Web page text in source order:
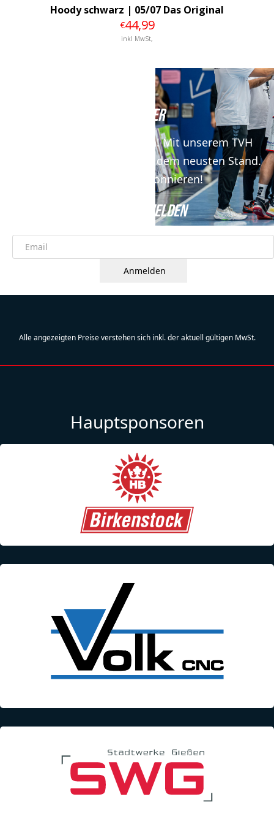
Hoody schwarz | 05/07 Das Original
€44,99
inkl MwSt,
NEWSLETTER
Keine News mehr verpassen! Mit unserem TVH
Newsletter bist du immer auf dem neusten Stand.
Jetzt kostenfrei abonnieren!
JETZT ANMELDEN
Anmelden
Alle angezeigten Preise verstehen sich inkl. der aktuell gültigen MwSt.
Hauptsponsoren